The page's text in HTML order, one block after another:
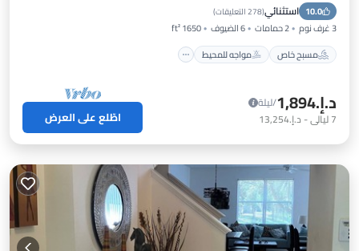
10.0 استثنائي(278 التعليقات )
3 غرف نوم 2 حمامات 6 الضيوف
1650 ft²
مسبح خاص
مواجه للمحيط
مسبح
د.إ.‏1,894
/ليلة
7ليالي- د.إ.‏13,254 اطّلع على العرض